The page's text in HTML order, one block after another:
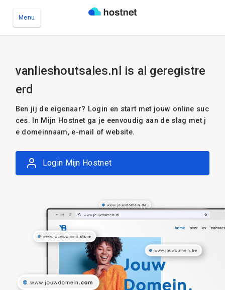
Menu
vanlieshoutsales.nl is al geregistre
erd
Ben jij de eigenaar? Login en start met jouw online suc
ces. In Mijn Hostnet ga je eenvoudig aan de slag met j
e domeinnaam, e-mail of website.
Login Mijn Hostnet